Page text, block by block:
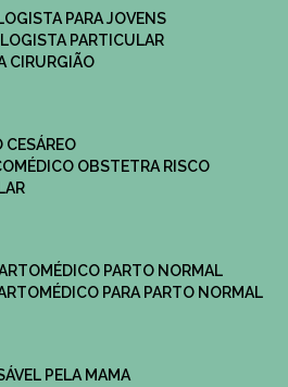
PARA JOVENS
PARTICULAR
CIRURGIÃO
CESÁREO
MÉDICO OBSTETRA RISCO
MÉDICO PARTO NORMAL
MÉDICO PARA PARTO NORMAL
PELA MAMA